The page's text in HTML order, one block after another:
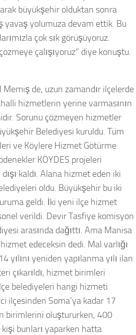
büyükşehir olduktan sonra
yavaş yolumuza devam ettik. Bu
çok sık görüşüyoruz.
çalışıyoruz” diye konuştu.
de, uzun zamandır ilçelerde
hizmetlerin yerine varmasının
Sorunu çözmeyen hizmetler
Belediyesi kuruldu. Tüm
ve Köylere Hizmet Götürme
KÖYDES projeleri
kaldı. Alana hizmet eden iki
oldu. Büyükşehir bu iki
geldi. İki yeni ilçe hizmet
verildi. Devir Tasfiye komisyon
arasında dağıttı. Ama Manisa
edeceksin dedi. Mal varlığı
yılını yeniden yapılanma yılı ilan
çıkarıldı, hizmet birimleri
belediyeleri hangi hizmeti
ilçesinden Soma’ya kadar 17
birimlerini oluştururken, 400
kişi bunları yaparken hatta